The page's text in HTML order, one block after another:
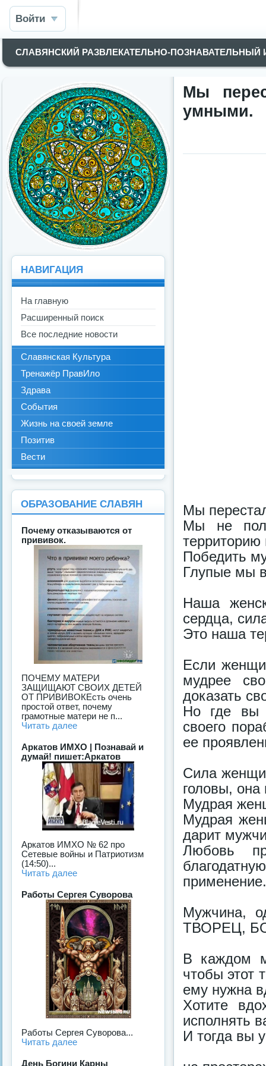
Войти
СЛАВЯНСКИЙ РАЗВЛЕКАТЕЛЬНО-
Мы
умными.
Мы
Мы не
Победить
Глупые мы
Наша
сердца,
Это наша
Если
мудрее
доказать
Но где вы
своего
ее
Сила
головы, она
Мудрая
Мудрая
дарит
Любовь
применение.
Мужчина,
ТВОРЕЦ,
В каждом
чтобы этот
ему нужна
Хотите
исполнять
И тогда вы
НАВИГАЦИЯ
На главную
Расширенный поиск
Все последние новости
Славянская Культура
Тренажёр ПравИло
Здрава
События
Жизнь на своей земле
Позитив
Вести
ОБРАЗОВАНИЕ СЛАВЯН
Почему отказываются от
прививок.
ПОЧЕМУ МАТЕРИ
ЗАЩИЩАЮТ СВОИХ ДЕТЕЙ
ОТ ПРИВИВОКЕсть очень
простой ответ, почему
грамотные матери не п...
Читать далее
Аркатов ИМХО | Познавай и
думай! пишет:Аркатов
Аркатов ИМХО № 62 про
Сетевые войны и Патриотизм
(14:50)...
Читать далее
Работы Сергея Суворова
Работы Сергея Суворова...
Читать далее
День Богини Карны